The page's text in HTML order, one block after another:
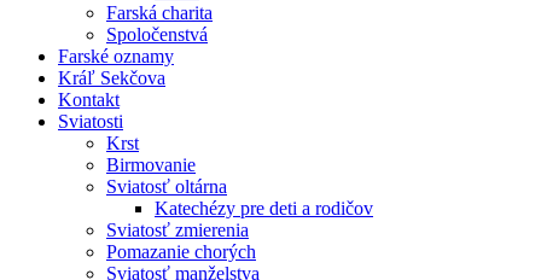
Farská charita
Spoločenstvá
Farské oznamy
Kráľ Sekčova
Kontakt
Sviatosti
Krst
Birmovanie
Sviatosť oltárna
Katechézy pre deti a rodičov
Sviatosť zmierenia
Pomazanie chorých
Sviatosť manželstva